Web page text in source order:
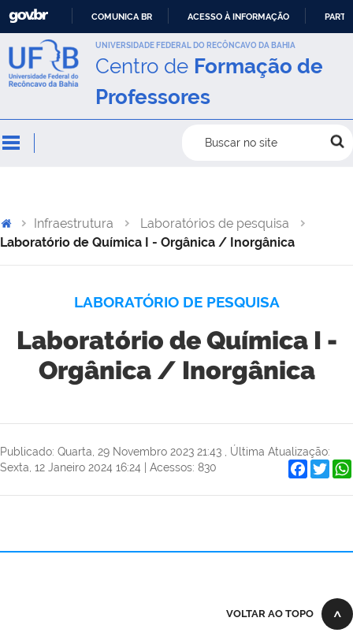
IR
PARA
CONTEÚDO
COMUNICA BR ACESSO À INFORMAÇÃO
UNIVERSIDADE FEDERAL DO RECÔNCAVO DA BAHIA
Centro de Formação de
Professores
Buscar no site
Infraestrutura
Laboratórios de pesquisa
Laboratório de Química I - Orgânica / Inorgânica
LABORATÓRIO DE PESQUISA
Laboratório de Química I -
Orgânica / Inorgânica
Publicado: Quarta, 29 Novembro 2023 21:43
Última Atualização:
Sexta, 12 Janeiro 2024 16:24 | Acessos: 830
VOLTAR AO TOPO